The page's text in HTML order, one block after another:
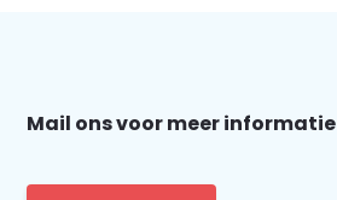
Mail ons voor meer informatie